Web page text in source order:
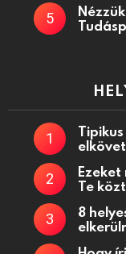
Ezeket
Te
8